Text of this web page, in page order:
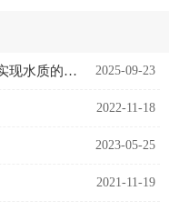
保障供水安全：MBS微生物检测仪如何实现水质的快速微生物风险预警 2025-09-23
2022-11-18
2023-05-25
2021-11-19